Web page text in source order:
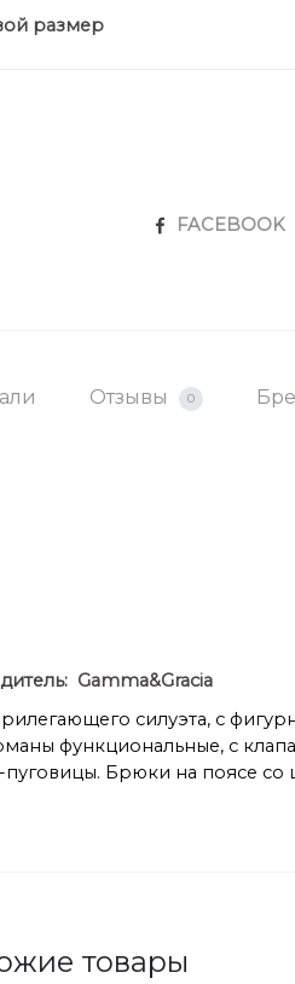
размер
SHARE
FACEBOOK
Отзывы 0
Gamma&Gracia
силуэта, с
функциональные, с
пуговицы. Брюки на поясе
товары